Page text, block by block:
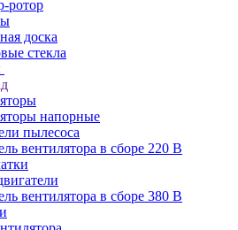
ротор
доска
стекла
напорные
пылесоса
вентилятора в сборе 220 В
вентилятора в сборе 380 В